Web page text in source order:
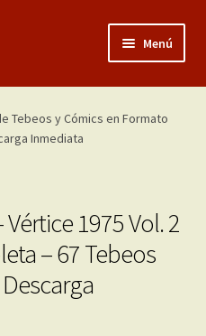
Menú
Vértice 1975 Vol. 2
– 67 Tebeos